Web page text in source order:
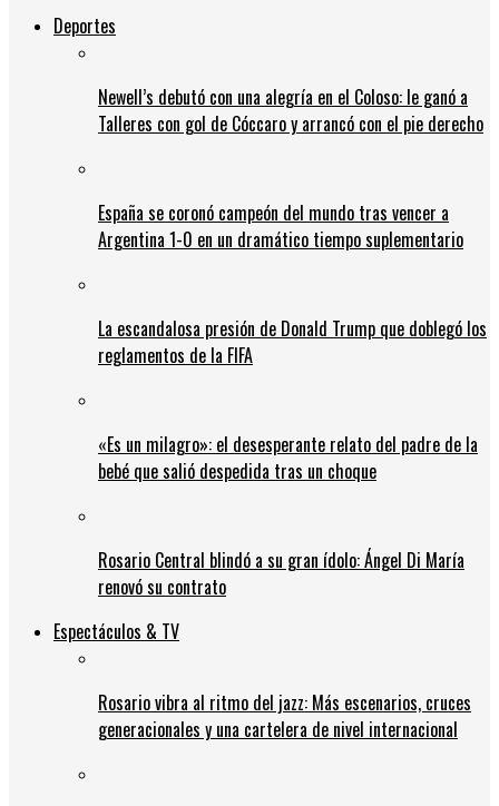
Deportes
Newell’s debutó con una alegría en el Coloso: le ganó a
Talleres con gol de Cóccaro y arrancó con el pie derecho
España se coronó campeón del mundo tras vencer a
Argentina 1-0 en un dramático tiempo suplementario
La escandalosa presión de Donald Trump que doblegó los
reglamentos de la FIFA
«Es un milagro»: el desesperante relato del padre de la
bebé que salió despedida tras un choque
Rosario Central blindó a su gran ídolo: Ángel Di María
renovó su contrato
Espectáculos & TV
Rosario vibra al ritmo del jazz: Más escenarios, cruces
generacionales y una cartelera de nivel internacional